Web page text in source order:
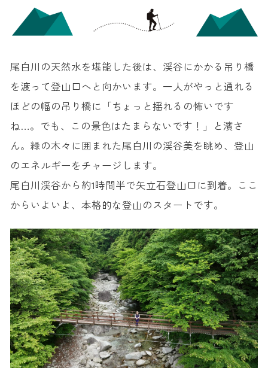
尾白川の天然水を堪能した後は、渓谷にかかる吊り橋
を渡って登山口へと向かいます。一人がやっと通れる
ほどの幅の吊り橋に「ちょっと揺れるの怖いです
ね…。でも、この景色はたまらないです！」と濱さ
ん。緑の木々に囲まれた尾白川の渓谷美を眺め、登山
のエネルギーをチャージします。
尾白川渓谷から約1時間半で矢立石登山口に到着。ここ
からいよいよ、本格的な登山のスタートです。